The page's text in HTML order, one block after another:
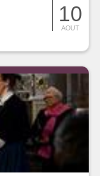
10
AOUT